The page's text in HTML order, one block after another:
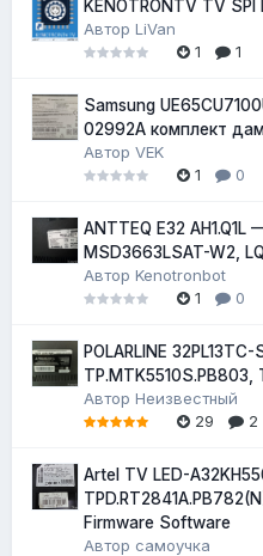
KENOTRONTV TV SPI
Автор LiVan
1
1
Samsung
02992A комплект
Автор VEK
1
0
ANTTEQ E32
MSD3663LSAT-W2,
Автор Kenotronbot
1
0
POLARLINE
TP.MTK5510S.PB803,
Автор Неизвестный
29
2
Artel TV LED-
Firmware Software
Автор самоучка